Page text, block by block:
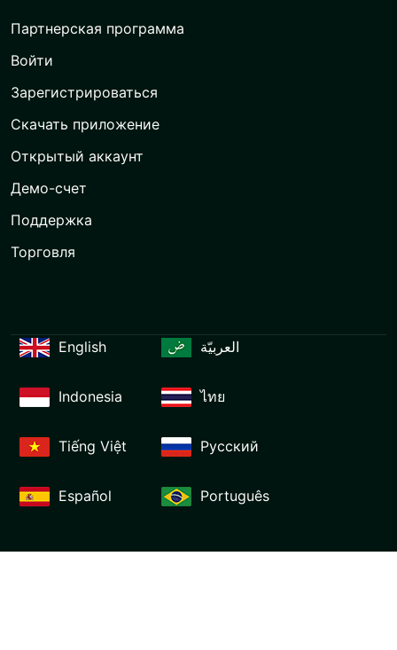
Партнерская программа
Войти
Зарегистрироваться
Скачать приложение
Открытый аккаунт
Демо-счет
Поддержка
Торговля
English العربيّة
Indonesia ไทย
Tiếng Việt Русский
Español Português